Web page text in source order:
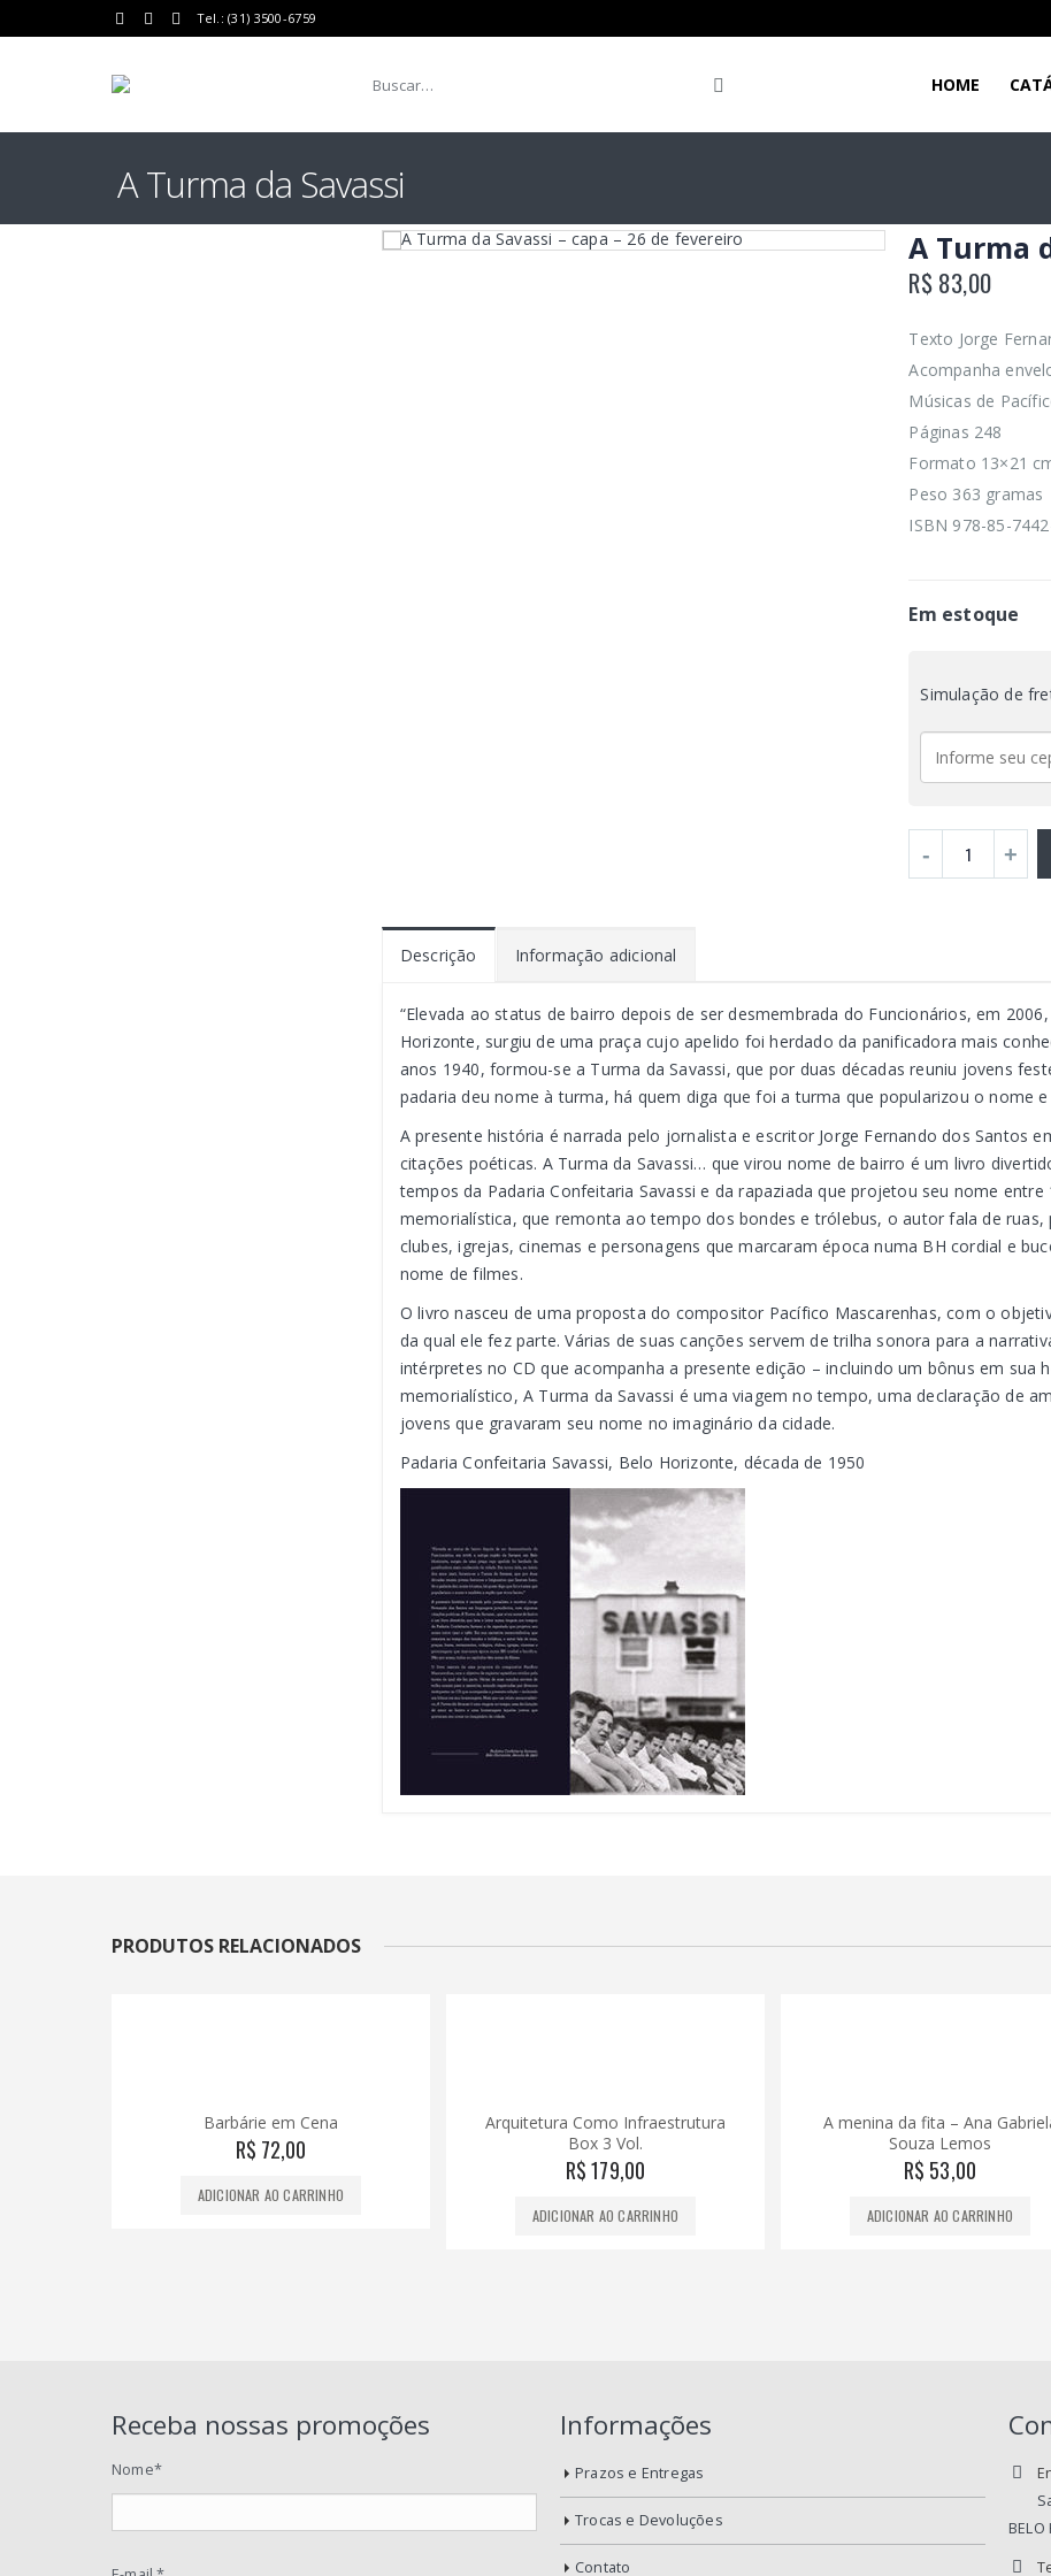
Tel.: (31) 3500-6759
HOME
A Turma da Savassi
A Turma
R$83,00
Texto Jorge
Acompanha
Músicas de
Páginas 248
Formato 13×21
Peso 363 gramas
ISBN 978-85-
Em estoque
Simulação de
Descrição Informação adicional
“Elevada ao status de bairro depois de ser desmembrada do Funcionários, em
Horizonte, surgiu de uma praça cujo apelido foi herdado da panificadora mais
anos 1940, formou-se a Turma da Savassi, que por duas décadas reuniu jovens
padaria deu nome à turma, há quem diga que foi a turma que popularizou o nome
A presente história é narrada pelo jornalista e escritor Jorge Fernando dos Santos
citações poéticas. A Turma da Savassi… que virou nome de bairro é um livro
tempos da Padaria Confeitaria Savassi e da rapaziada que projetou seu nome entre
memorialística, que remonta ao tempo dos bondes e trólebus, o autor fala de ruas,
clubes, igrejas, cinemas e personagens que marcaram época numa BH cordial e
nome de filmes.
O livro nasceu de uma proposta do compositor Pacífico Mascarenhas, com o
da qual ele fez parte. Várias de suas canções servem de trilha sonora para a
intérpretes no CD que acompanha a presente edição – incluindo um bônus em sua
memorialístico, A Turma da Savassi é uma viagem no tempo, uma declaração de
jovens que gravaram seu nome no imaginário da cidade.
Padaria Confeitaria Savassi, Belo Horizonte, década de 1950
PRODUTOS RELACIONADOS
Arquitetura Como Infraestrutura
Box 3 Vol.
R$179,00
A menina da fita – Ana Gabriela
Souza Lemos
R$53,00
ADICIONAR AO CARRINHO
Artistas Brasileiras
R$72,00
Receba nossas promoções
Nome*
Informações
Prazos e Entregas
Trocas e Devoluções
Contato
BELO